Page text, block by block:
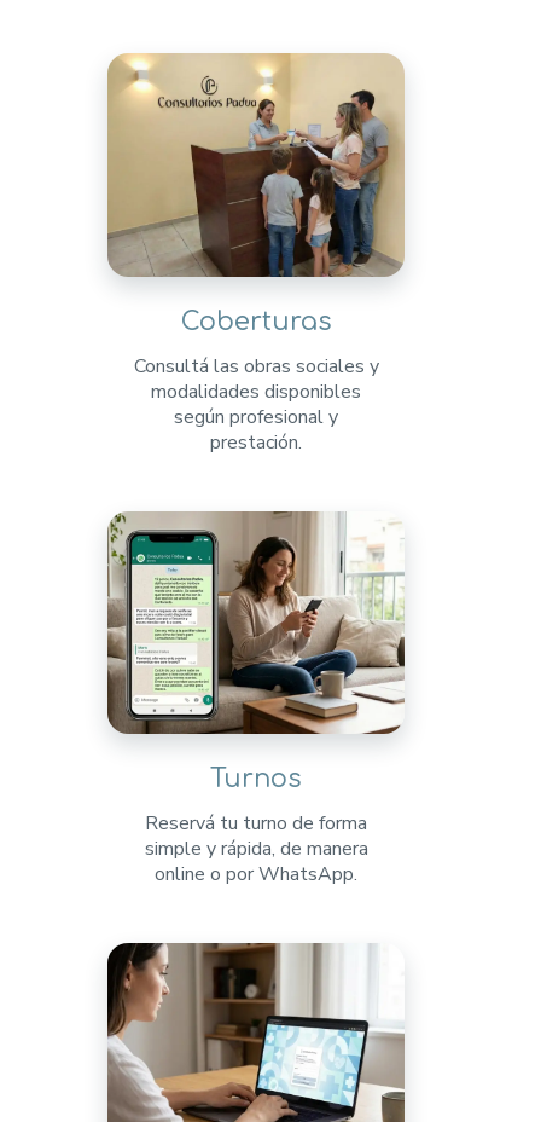
Coberturas
Consultá las obras sociales y
modalidades disponibles
según profesional y
prestación.
Turnos
Reservá tu turno de forma
simple y rápida, de manera
online o por WhatsApp.